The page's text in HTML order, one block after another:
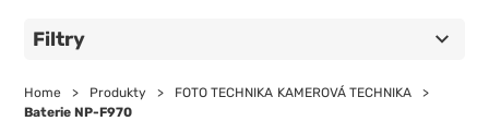
Filtry
Home > Produkty > FOTO TECHNIKA KAMEROVÁ TECHNIKA
>
Baterie NP-F970